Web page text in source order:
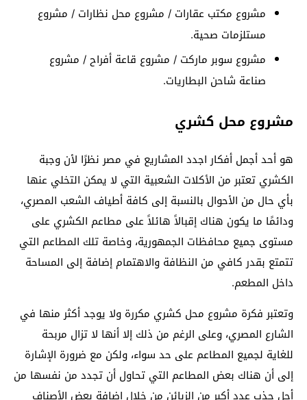
مشروع مكتب عقارات / مشروع محل نظارات / مشروع
مستلزمات صحية.
مشروع سوبر ماركت / مشروع قاعة أفراح / مشروع
صناعة شاحن البطاريات.
مشروع محل كشري
هو أحد أجمل أفكار اجدد المشاريع في مصر نظرًا لأن وجبة
الكشري تعتبر من الأكلات الشعبية التي لا يمكن التخلي عنها
بأي حال من الأحوال بالنسبة إلى كافة أطياف الشعب المصري،
ودائمًا ما يكون هناك إقبالاً هائلاً على مطاعم الكشري على
مستوى جميع محافظات الجمهورية، وخاصة تلك المطاعم التي
تتمتع بقدر كافي من النظافة والاهتمام إضافة إلى المساحة
داخل المطعم.
وتعتبر فكرة مشروع محل كشري مكررة ولا يوجد أكثر منها في
الشارع المصري، وعلى الرغم من ذلك إلا أنها لا تزال مربحة
للغاية لجميع المطاعم على حد سواء، ولكن مع ضرورة الإشارة
إلى أن هناك بعض المطاعم التي تحاول أن تجدد من نفسها من
أجل جذب عدد أكبر من الزبائن من خلال إضافة بعض الأصناف